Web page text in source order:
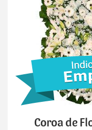
Coroa de